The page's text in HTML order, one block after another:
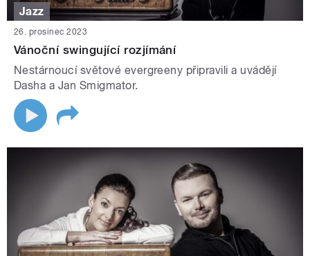
Jazz
26. prosinec 2023
Vánoční swingující rozjímání
Nestárnoucí světové evergreeny připravili a uvádějí
Dasha a Jan Smigmator.